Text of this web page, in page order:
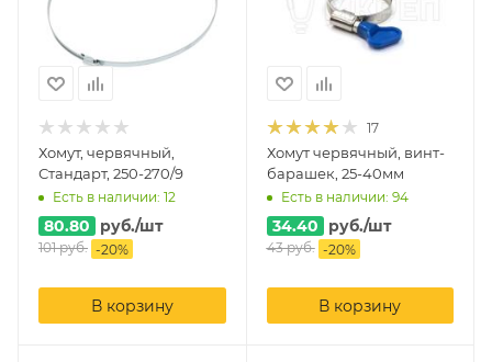
Хомут, червячный,
Стандарт, 250-270/9
Есть в наличии: 12
80.80 руб./шт
101руб. -20%
В корзину
17
Хомут червячный, винт-
барашек, 25-40мм
Есть в наличии: 94
34.40 руб./шт
43руб. -20%
В корзину